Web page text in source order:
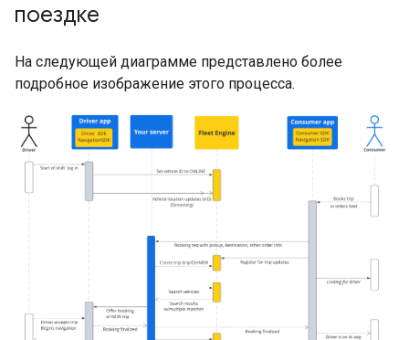
поездке
На следующей диаграмме представлено более
подробное изображение этого процесса.